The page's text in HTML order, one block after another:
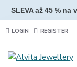
SLEVA až 45 %
LOGIN REGISTER